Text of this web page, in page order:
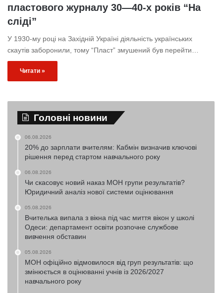
пластового журналу 30—40-х років “На
сліді”
У 1930-му році на Західній Україні діяльність українських
скаутів заборонили, тому “Пласт” змушений був перейти…
Читати »
Головні новини
06.08.2026
20% до зарплати вчителям: Кабмін визначив ключові
рішення перед стартом навчального року
06.08.2026
Чи скасовує новий наказ МОН групи результатів?
Юридичний аналіз нової системи оцінювання
05.08.2026
Вчителька випала з вікна під час миття вікон у школі
Одеси: департамент освіти розпочне службове
вивчення обставин
05.08.2026
МОН офіційно відмовилося від груп результатів: що
змінюється в оцінюванні учнів із 2026/2027
навчального року